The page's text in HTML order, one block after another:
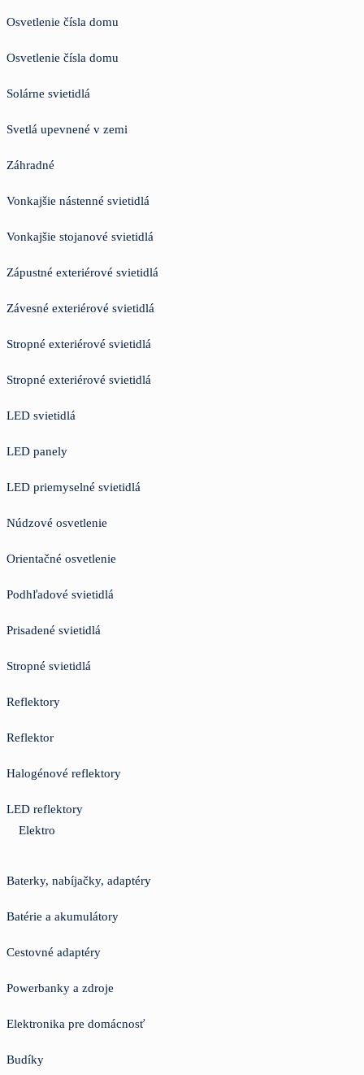
Osvetlenie čísla domu
Osvetlenie čísla domu
Solárne svietidlá
Svetlá upevnené v zemi
Záhradné
Vonkajšie nástenné svietidlá
Vonkajšie stojanové svietidlá
Zápustné exteriérové svietidlá
Závesné exteriérové svietidlá
Stropné exteriérové svietidlá
Stropné exteriérové svietidlá
LED svietidlá
LED panely
LED priemyselné svietidlá
Núdzové osvetlenie
Orientačné osvetlenie
Podhľadové svietidlá
Prisadené svietidlá
Stropné svietidlá
Reflektory
Reflektor
Halogénové reflektory
LED reflektory
Elektro
Baterky, nabíjačky, adaptéry
Batérie a akumulátory
Cestovné adaptéry
Powerbanky a zdroje
Elektronika pre domácnosť
Budíky